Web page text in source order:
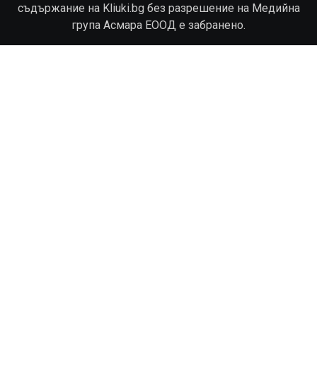
съдържание на Kliuki.bg без разрешение на Медийна
група Асмара ЕООД е забранено.